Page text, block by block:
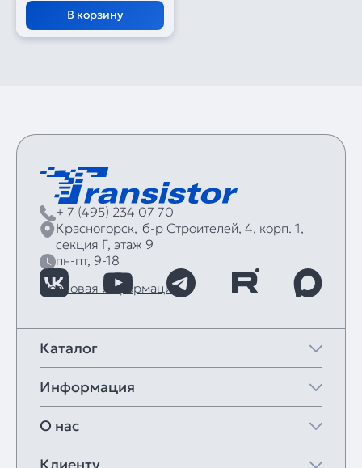
В корзину
+ 7 (495) 234 07 70
Красногорск, б‑р Строителей, 4, корп. 1,
секция Г, этаж 9
пн-пт, 9-18
Правовая информация
Каталог
Информация
О нас